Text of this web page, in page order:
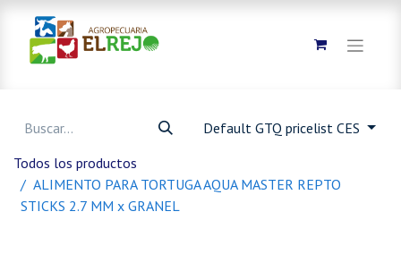
Default GTQ pricelist CES
Todos los productos
ALIMENTO PARA TORTUGA AQUA MASTER REPTO
STICKS 2.7 MM x GRANEL